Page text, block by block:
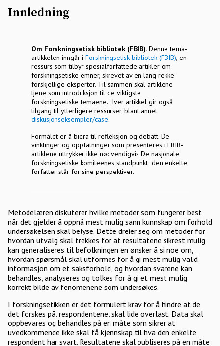
Innledning
Om Forskningsetisk bibliotek (FBIB).Denne tema-
artikkelen inngår i Forskningsetisk bibliotek (FBIB), en
ressurs som tilbyr spesialforfattede artikler om
forskningsetiske emner, skrevet av en lang rekke
forskjellige eksperter. Til sammen skal artiklene
tjene som introduksjon til de viktigste
forskningsetiske temaene. Hver artikkel gir også
tilgang til ytterligere ressurser, blant annet
diskusjonseksempler/case.
Formålet er å bidra til refleksjon og debatt. De
vinklinger og oppfatninger som presenteres i FBIB-
artiklene uttrykker ikke nødvendigvis De nasjonale
forskningsetiske komiteenes standpunkt; den enkelte
forfatter står for sine perspektiver.
Metodelæren diskuterer hvilke metoder som fungerer best
når det gjelder å oppnå mest mulig sann kunnskap om forhold
undersøkelsen skal belyse. Dette dreier seg om metoder for
hvordan utvalg skal trekkes for at resultatene sikrest mulig
kan generaliseres til befolkningen en ønsker å si noe om,
hvordan spørsmål skal utformes for å gi mest mulig valid
informasjon om et saksforhold, og hvordan svarene kan
behandles, analyseres og tolkes for å gi et mest mulig
korrekt bilde av fenomenene som undersøkes.
I forskningsetikken er det formulert krav for å hindre at de
det forskes på, respondentene, skal lide overlast. Data skal
oppbevares og behandles på en måte som sikrer at
uvedkommende ikke skal få kjennskap til hva den enkelte
respondent har svart. Resultatene skal publiseres på en måte